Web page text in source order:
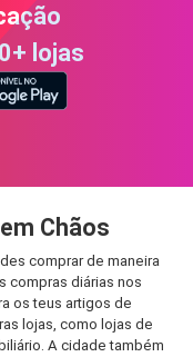
lojas
Chãos
comprar de maneira
compras diárias nos
os teus artigos de
lojas, como lojas de
A cidade também